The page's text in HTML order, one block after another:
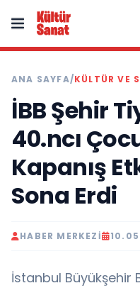
ANA SAYFA/KÜLTÜR VE
İBB Şehir
40.ncı
Kapanış
Sona Erdi
HABER MERKEZI
İstanbul Büyükşehir